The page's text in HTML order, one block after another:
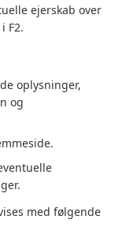
ejerskab over
F2.
oplysninger,
og
med følgende